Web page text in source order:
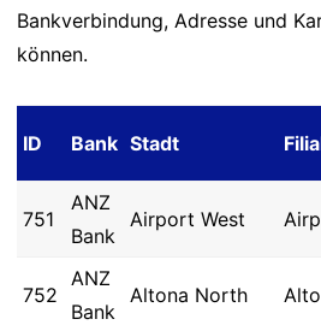
Bankverbindung, Adresse und
können.
ID Bank Stadt
751
ANZ
Bank
Airport West
752
ANZ
Bank
Altona North